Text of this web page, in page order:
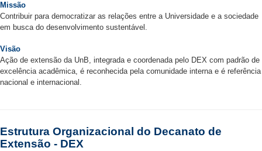
Missão
Contribuir para democratizar as relações entre a Universidade e a sociedade
em busca do desenvolvimento sustentável.
Visão
Ação de extensão da UnB, integrada e coordenada pelo DEX com padrão de
excelência acadêmica, é reconhecida pela comunidade interna e é referência
nacional e internacional.
Estrutura Organizacional do Decanato de
Extensão - DEX